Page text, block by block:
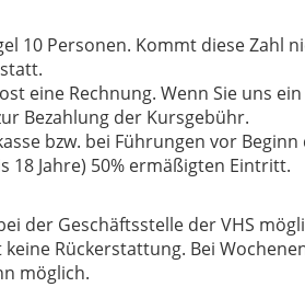
10 Personen. Kommt diese Zahl
eine Rechnung. Wenn Sie uns
Bezahlung der Kursgebühr.
bzw. bei Führungen vor
18 Jahre) 50% ermäßigten Eintritt.
der Geschäftsstelle der VHS
Rückerstattung. Bei
möglich.